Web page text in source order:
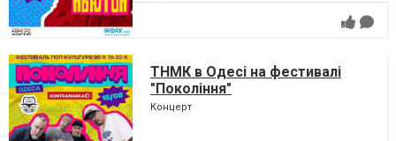
ТНМК в Одесі на фестивалі
"Покоління"
Концерт